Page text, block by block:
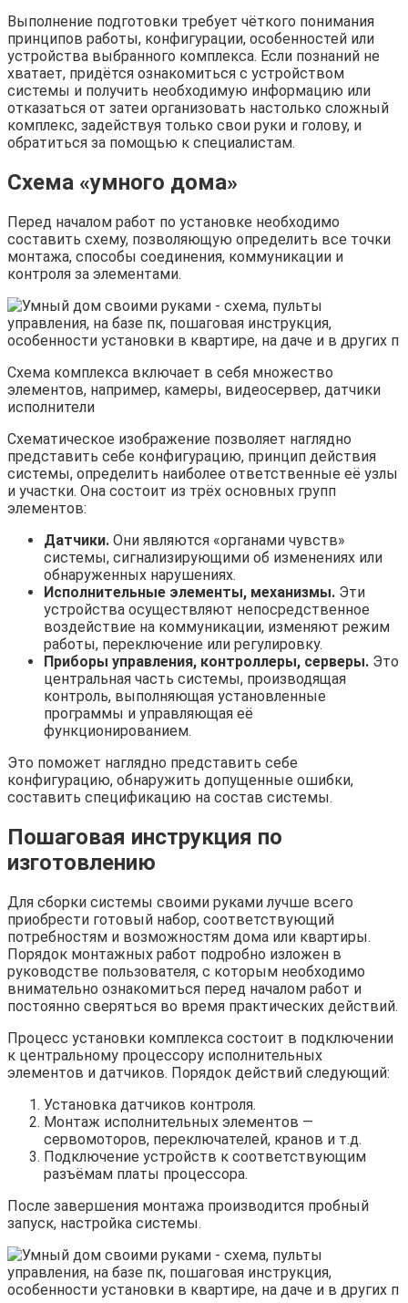
Выполнение подготовки требует чёткого понимания
принципов работы, конфигурации, особенностей или
устройства выбранного комплекса. Если познаний не
хватает, придётся ознакомиться с устройством
системы и получить необходимую информацию или
отказаться от затеи организовать настолько сложный
комплекс, задействуя только свои руки и голову, и
обратиться за помощью к специалистам.
Схема «умного дома»
Перед началом работ по установке необходимо
составить схему, позволяющую определить все точки
монтажа, способы соединения, коммуникации и
контроля за элементами.
Схема комплекса включает в себя множество
элементов, например, камеры, видеосервер, датчики
исполнители
Схематическое изображение позволяет наглядно
представить себе конфигурацию, принцип действия
системы, определить наиболее ответственные её узлы
и участки. Она состоит из трёх основных групп
элементов:
Датчики. Они являются «органами чувств»
системы, сигнализирующими об изменениях или
обнаруженных нарушениях.
Исполнительные элементы, механизмы. Эти
устройства осуществляют непосредственное
воздействие на коммуникации, изменяют режим
работы, переключение или регулировку.
Приборы управления, контроллеры, серверы. Это
центральная часть системы, производящая
контроль, выполняющая установленные
программы и управляющая её
функционированием.
Это поможет наглядно представить себе
конфигурацию, обнаружить допущенные ошибки,
составить спецификацию на состав системы.
Пошаговая инструкция по
изготовлению
Для сборки системы своими руками лучше всего
приобрести готовый набор, соответствующий
потребностям и возможностям дома или квартиры.
Порядок монтажных работ подробно изложен в
руководстве пользователя, с которым необходимо
внимательно ознакомиться перед началом работ и
постоянно сверяться во время практических действий.
Процесс установки комплекса состоит в подключении
к центральному процессору исполнительных
элементов и датчиков. Порядок действий следующий:
Установка датчиков контроля.
Монтаж исполнительных элементов —
сервомоторов, переключателей, кранов и т.д.
Подключение устройств к соответствующим
разъёмам платы процессора.
После завершения монтажа производится пробный
запуск, настройка системы.